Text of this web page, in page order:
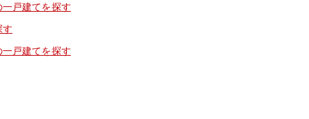
戸建てを探す
す
戸建てを探す